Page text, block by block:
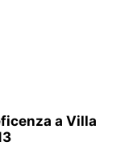
a Villa